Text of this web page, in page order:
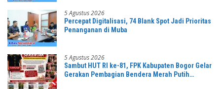
5 Agustus 2026
Percepat Digitalisasi, 74 Blank Spot Jadi Prioritas
Penanganan di Muba
5 Agustus 2026
Sambut HUT RI ke-81, FPK Kabupaten Bogor Gelar
Gerakan Pembagian Bendera Merah Putih